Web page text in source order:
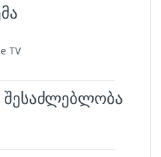
TV
შესაძლებლობა